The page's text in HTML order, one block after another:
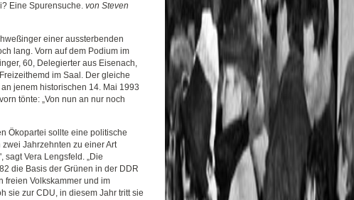
Eine Spurensuche. von Steven
einer aussterbenden
lang. Vorn auf dem Podium im
60, Delegierter aus Eisenach,
im Saal. Der gleiche
jenem historischen 14. Mai 1993
tönte: „Von nun an nur noch
Ökopartei sollte eine politische
Jahrzehnten zu einer Art
sagt Vera Lengsfeld. „Die
die Basis der Grünen in der DDR
freien Volkskammer und im
sie zur CDU, in diesem Jahr tritt sie